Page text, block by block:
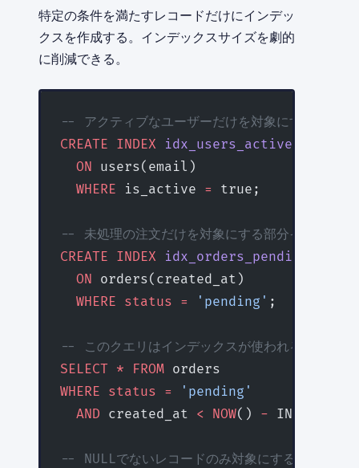
特定の条件を満たすレコードだけにインデッ
クスを作成する。インデックスサイズを劇的
に削減できる。
-- アクティブなユーザーだけを対象にする部分イ
CREATE INDEX idx_users_active_email
  ON
users(email)
  WHERE
is_active = true;
-- 未処理の注文だけを対象にする部分インデック
CREATE INDEX idx_orders_pending
  ON
orders(created_at)
  WHERE
status = 'pending' ;
-- このクエリはインデックスが使われる
SELECT * FROM orders
WHERE status = 'pending'
  AND
created_at < NOW() - INTERVAL
-- NULLでないレコードのみ対象にする